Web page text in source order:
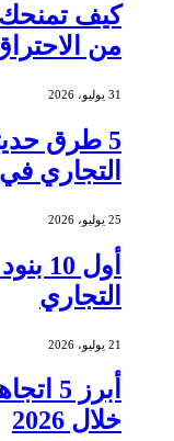
كيف تمنحك
من
31 يوليو، 2026
5 طرق
التجاري في 2026
25 يوليو، 2026
أول
التجاري
21 يوليو، 2026
أبرز 5
خلال 2026